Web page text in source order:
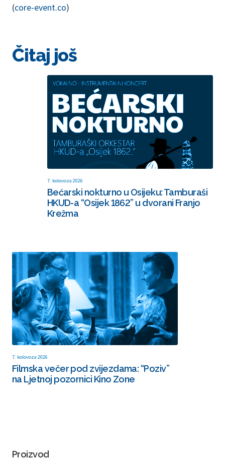
(core-event.co)
Čitaj još
7. kolovoza 2026
Bećarski nokturno u Osijeku: Tamburaši
HKUD-a “Osijek 1862” u dvorani Franjo
Krežma
7. kolovoza 2026
Filmska večer pod zvijezdama: “Poziv”
na Ljetnoj pozornici Kino Zone
Proizvod